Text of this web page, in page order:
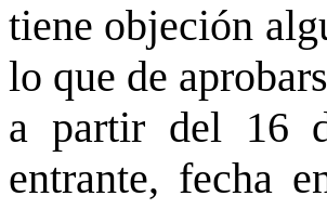
tiene objeción
lo que de
a partir del 16
entrante, fecha